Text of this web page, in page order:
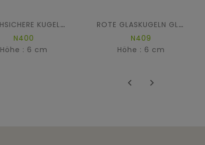
BRUCHSICHERE KUGELN GEMISCHT (30er-Packung)
N400
Höhe : 6 cm
ROTE GLASKUGELN GLÄNZEND (6er-Packung)
N409
Höhe : 6 cm
 